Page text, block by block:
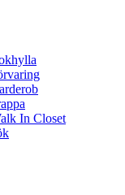
In Closet